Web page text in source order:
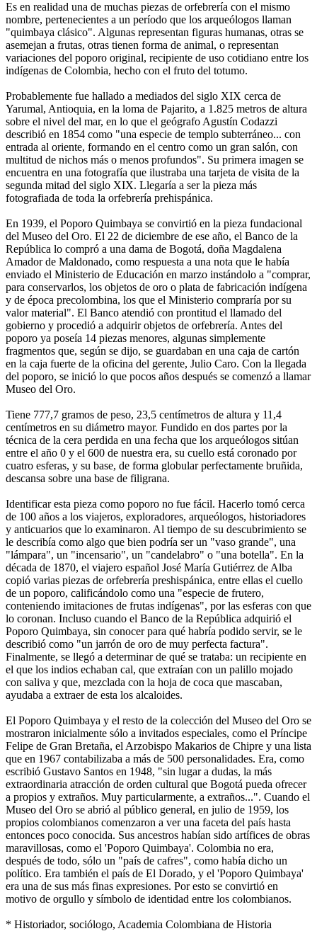
Es en realidad una de muchas piezas de orfebrería con el mismo
nombre, pertenecientes a un período que los arqueólogos llaman
"quimbaya clásico". Algunas representan figuras humanas, otras se
asemejan a frutas, otras tienen forma de animal, o representan
variaciones del poporo original, recipiente de uso cotidiano entre los
indígenas de Colombia, hecho con el fruto del totumo.
Probablemente fue hallado a mediados del siglo XIX cerca de
Yarumal, Antioquia, en la loma de Pajarito, a 1.825 metros de altura
sobre el nivel del mar, en lo que el geógrafo Agustín Codazzi
describió en 1854 como "una especie de templo subterráneo... con
entrada al oriente, formando en el centro como un gran salón, con
multitud de nichos más o menos profundos". Su primera imagen se
encuentra en una fotografía que ilustraba una tarjeta de visita de la
segunda mitad del siglo XIX. Llegaría a ser la pieza más
fotografiada de toda la orfebrería prehispánica.
En 1939, el Poporo Quimbaya se convirtió en la pieza fundacional
del Museo del Oro. El 22 de diciembre de ese año, el Banco de la
República lo compró a una dama de Bogotá, doña Magdalena
Amador de Maldonado, como respuesta a una nota que le había
enviado el Ministerio de Educación en marzo instándolo a "comprar,
para conservarlos, los objetos de oro o plata de fabricación indígena
y de época precolombina, los que el Ministerio compraría por su
valor material". El Banco atendió con prontitud el llamado del
gobierno y procedió a adquirir objetos de orfebrería. Antes del
poporo ya poseía 14 piezas menores, algunas simplemente
fragmentos que, según se dijo, se guardaban en una caja de cartón
en la caja fuerte de la oficina del gerente, Julio Caro. Con la llegada
del poporo, se inició lo que pocos años después se comenzó a llamar
Museo del Oro.
Tiene 777,7 gramos de peso, 23,5 centímetros de altura y 11,4
centímetros en su diámetro mayor. Fundido en dos partes por la
técnica de la cera perdida en una fecha que los arqueólogos sitúan
entre el año 0 y el 600 de nuestra era, su cuello está coronado por
cuatro esferas, y su base, de forma globular perfectamente bruñida,
descansa sobre una base de filigrana.
Identificar esta pieza como poporo no fue fácil. Hacerlo tomó cerca
de 100 años a los viajeros, exploradores, arqueólogos, historiadores
y anticuarios que lo examinaron. Al tiempo de su descubrimiento se
le describía como algo que bien podría ser un "vaso grande", una
"lámpara", un "incensario", un "candelabro" o "una botella". En la
década de 1870, el viajero español José María Gutiérrez de Alba
copió varias piezas de orfebrería preshispánica, entre ellas el cuello
de un poporo, calificándolo como una "especie de frutero,
conteniendo imitaciones de frutas indígenas", por las esferas con que
lo coronan. Incluso cuando el Banco de la República adquirió el
Poporo Quimbaya, sin conocer para qué habría podido servir, se le
describió como "un jarrón de oro de muy perfecta factura".
Finalmente, se llegó a determinar de qué se trataba: un recipiente en
el que los indios echaban cal, que extraían con un palillo mojado
con saliva y que, mezclada con la hoja de coca que mascaban,
ayudaba a extraer de esta los alcaloides.
El Poporo Quimbaya y el resto de la colección del Museo del Oro se
mostraron inicialmente sólo a invitados especiales, como el Príncipe
Felipe de Gran Bretaña, el Arzobispo Makarios de Chipre y una lista
que en 1967 contabilizaba a más de 500 personalidades. Era, como
escribió Gustavo Santos en 1948, "sin lugar a dudas, la más
extraordinaria atracción de orden cultural que Bogotá pueda ofrecer
a propios y extraños. Muy particularmente, a extraños...". Cuando el
Museo del Oro se abrió al público general, en julio de 1959, los
propios colombianos comenzaron a ver una faceta del país hasta
entonces poco conocida. Sus ancestros habían sido artífices de obras
maravillosas, como el 'Poporo Quimbaya'. Colombia no era,
después de todo, sólo un "país de cafres", como había dicho un
político. Era también el país de El Dorado, y el 'Poporo Quimbaya'
era una de sus más finas expresiones. Por esto se convirtió en
motivo de orgullo y símbolo de identidad entre los colombianos.
* Historiador, sociólogo, Academia Colombiana de Historia